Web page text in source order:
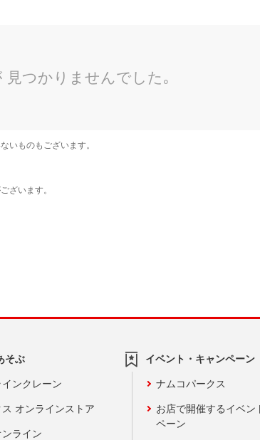
そぶ
ンクレーン
オンラインストア
ライン
イベント・キャンペーン
ナムコパークス
お店で開催するイベン
ペーン